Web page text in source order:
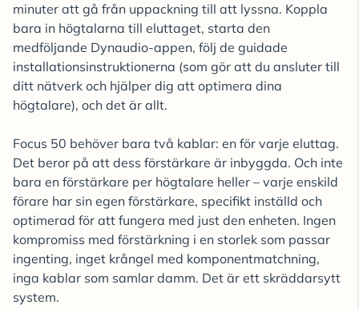
minuter att gå från uppackning till att lyssna. Koppla
bara in högtalarna till eluttaget, starta den
medföljande Dynaudio-appen, följ de guidade
installationsinstruktionerna (som gör att du ansluter till
ditt nätverk och hjälper dig att optimera dina
högtalare), och det är allt.
Focus 50 behöver bara två kablar: en för varje eluttag.
Det beror på att dess förstärkare är inbyggda. Och inte
bara en förstärkare per högtalare heller – varje enskild
förare har sin egen förstärkare, specifikt inställd och
optimerad för att fungera med just den enheten. Ingen
kompromiss med förstärkning i en storlek som passar
ingenting, inget krångel med komponentmatchning,
inga kablar som samlar damm. Det är ett skräddarsytt
system.